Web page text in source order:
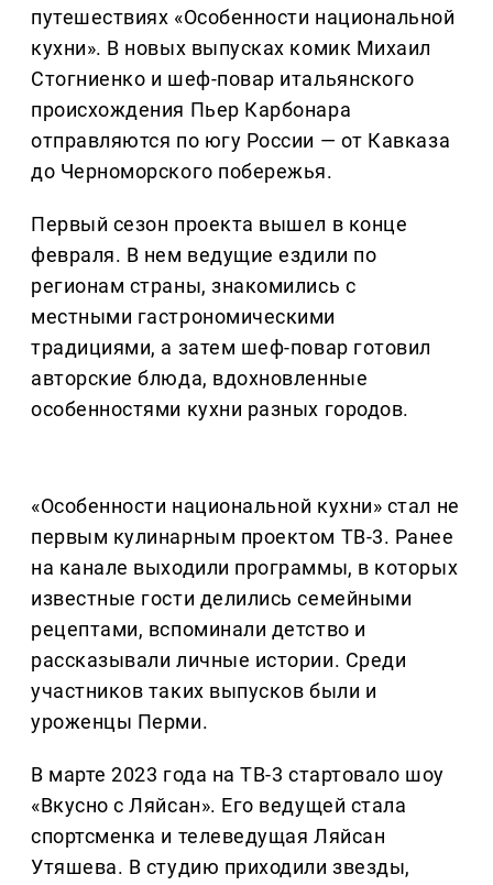
путешествиях «Особенности национальной
кухни». В новых выпусках комик Михаил
Стогниенко и шеф-повар итальянского
происхождения Пьер Карбонара
отправляются по югу России — от Кавказа
до Черноморского побережья.
Первый сезон проекта вышел в конце
февраля. В нем ведущие ездили по
регионам страны, знакомились с
местными гастрономическими
традициями, а затем шеф-повар готовил
авторские блюда, вдохновленные
особенностями кухни разных городов.
«Особенности национальной кухни» стал не
первым кулинарным проектом ТВ-3. Ранее
на канале выходили программы, в которых
известные гости делились семейными
рецептами, вспоминали детство и
рассказывали личные истории. Среди
участников таких выпусков были и
уроженцы Перми.
В марте 2023 года на ТВ-3 стартовало шоу
«Вкусно с Ляйсан». Его ведущей стала
спортсменка и телеведущая Ляйсан
Утяшева. В студию приходили звезды,